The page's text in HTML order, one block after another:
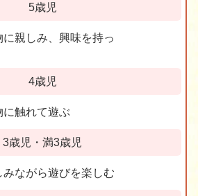
5歳児
親しみ、興味を持っ
4歳児
触れて遊ぶ
3歳児・満3歳児
ながら遊びを楽しむ